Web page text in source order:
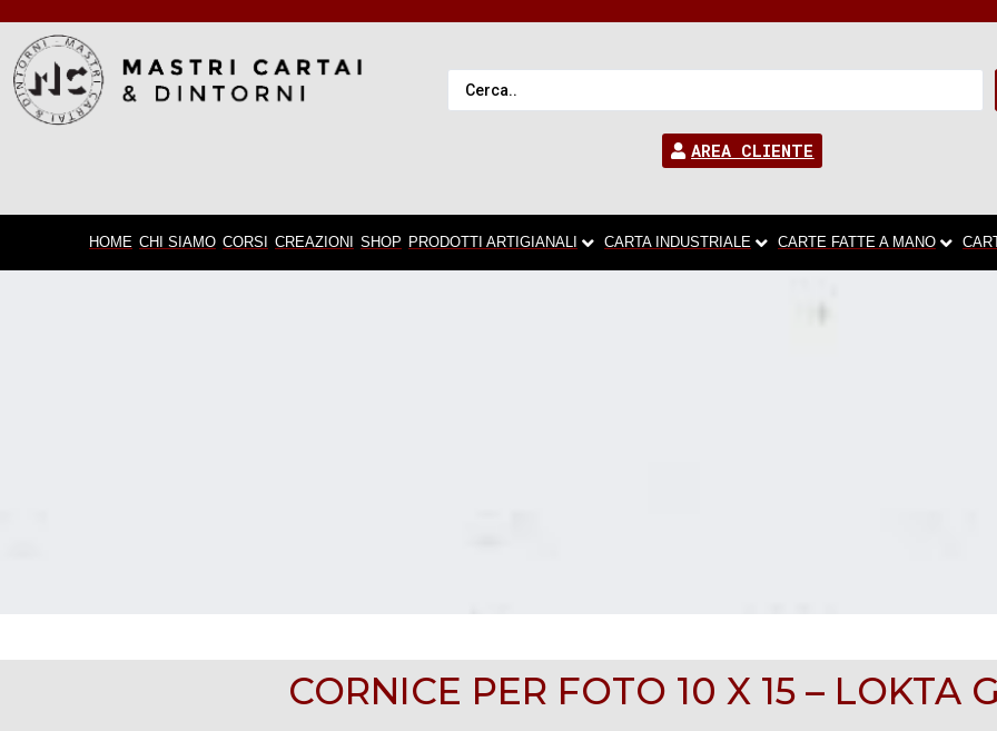
AREA CLIENTE
HOME CHI SIAMO CORSI CREAZIONI SHOP PRODOTTI ARTIGIANALI CARTA INDUSTRIALE CARTE FATTE A MANO
CORNICE PER FOTO 10 X 15 – LOKTA